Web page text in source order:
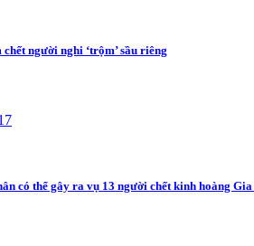
người nghi ‘trộm’ sầu riêng
có thể gây ra vụ 13 người chết kinh hoàng